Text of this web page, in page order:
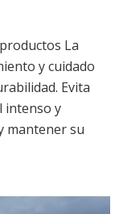
La
y cuidado
Evita
intenso y
mantener su